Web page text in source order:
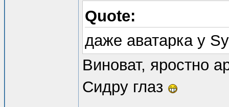
описанием (по
пытается
Info.txt, если
*Description
с
Quote:
даже аватарка у
Виноват, яростно
Сидру глаз